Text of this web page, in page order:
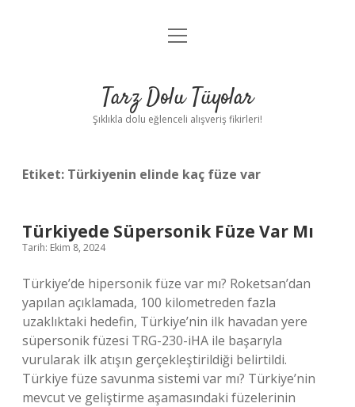
Anasayfa
Yasal Uyarı
menüyü
Tarz Dolu Tüyolar
Şıklıkla dolu eğlenceli alışveriş fikirleri!
Etiket: Türkiyenin elinde kaç füze var
Türkiyede Süpersonik Füze Var Mı
Tarih: Ekim 8, 2024
Türkiye’de hipersonik füze var mı? Roketsan’dan
yapılan açıklamada, 100 kilometreden fazla
uzaklıktaki hedefin, Türkiye’nin ilk havadan yere
süpersonik füzesi TRG-230-iHA ile başarıyla
vurularak ilk atışın gerçekleştirildiği belirtildi.
Türkiye füze savunma sistemi var mı? Türkiye’nin
mevcut ve geliştirme aşamasındaki füzelerinin